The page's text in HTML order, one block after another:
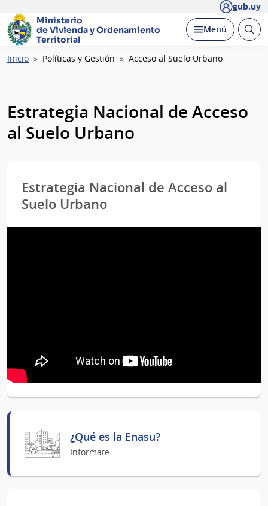
gub.uy
Ministerio
de Vivienda yOrdenamiento
Territorial
Desplegar
Menú Abrir
Ruta
Inicio Políticas y Gestión Acceso al Suelo Urbano
Estrategia Nacional de Acceso
al Suelo Urbano
Estrategia Nacional de Acceso al
Suelo Urbano
¿Qué es la Enasu?
Informate